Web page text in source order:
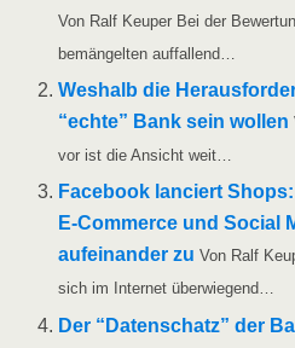
Von Ralf Keu­per Bei der
bemän­gel­ten auffallend…
Wes­halb die
“ech­te” Bank sein wol­len
vor ist die Ansicht weit…
Face­book lan­ciert
E‑Commerce und Social
auf­ein­an­der zu Von Ralf
sich im Inter­net überwiegend…
Der “Daten­schatz” der